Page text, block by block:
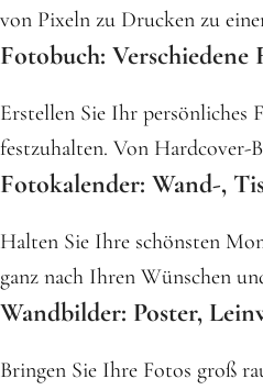
von Pixeln zu Drucken zu
Fotobuch:
Erstellen Sie Ihr persönliches
festzuhalten. Von Hardcover-
Fotokalender: Wand-,
Halten Sie Ihre schönsten
ganz nach Ihren Wünschen
Wandbilder: Poster,
Bringen Sie Ihre Fotos groß